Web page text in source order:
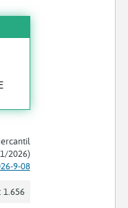
2026)
9-08
1.656